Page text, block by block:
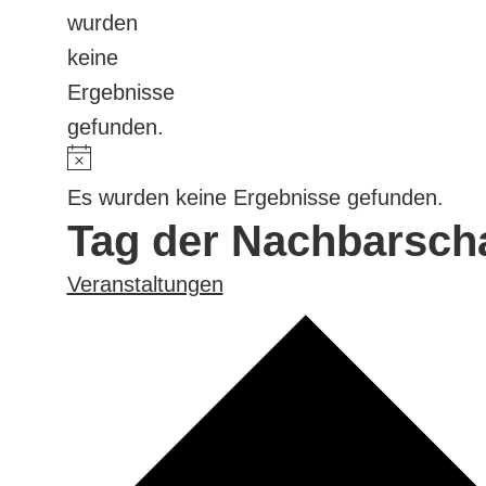
wurden
keine
Ergebnisse
gefunden.
Es wurden keine Ergebnisse gefunden.
Tag der
Veranstaltungen